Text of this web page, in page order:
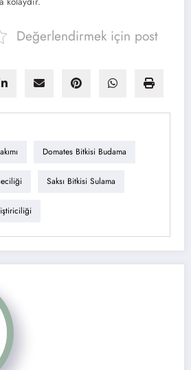
Değerlendirmek için post
Domates Bitkisi Budama
Saksı Bitkisi Sulama